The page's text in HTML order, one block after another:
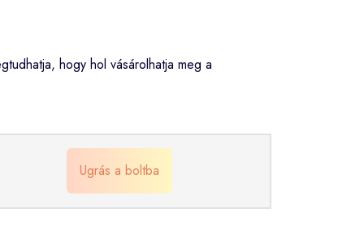
hogy hol vásárolhatja meg a
Ugrás a boltba